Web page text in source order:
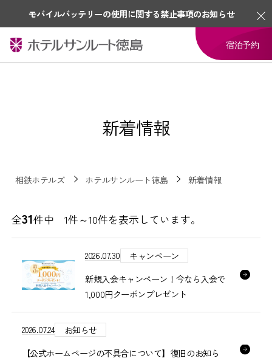
モバイルバッテリーの使用に関する禁止事項のお知らせ
宿泊予約
新着情報
相鉄ホテルズ ホテルサンルート徳島 新着情報
全31件中 1件～10件を表示しています。
2026.07.30
キャンペーン
新規入会キャンペーン！今なら入会で
1,000円クーポンプレゼント
2026.07.24
お知らせ
【公式ホームページの不具合について】復旧のお知ら